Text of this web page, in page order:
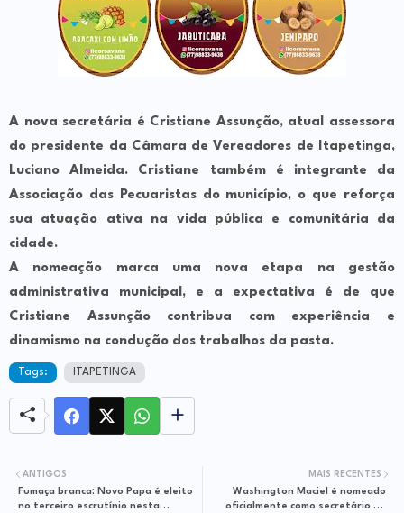
A nova secretária é Cristiane Assunção, atual assessora
do presidente da Câmara de Vereadores de Itapetinga,
Luciano Almeida. Cristiane também é integrante da
Associação das Pecuaristas do município, o que reforça
sua atuação ativa na vida pública e comunitária da
cidade.
A nomeação marca uma nova etapa na gestão
administrativa municipal, e a expectativa é de que
Cristiane Assunção contribua com experiência e
dinamismo na condução dos trabalhos da pasta.
Tags: ITAPETINGA
MAIS RECENTES
Washington Maciel é nomeado
oficialmente como secretário de
ANTIGOS
Fumaça branca: Novo Papa é eleito
no terceiro escrutínio nesta